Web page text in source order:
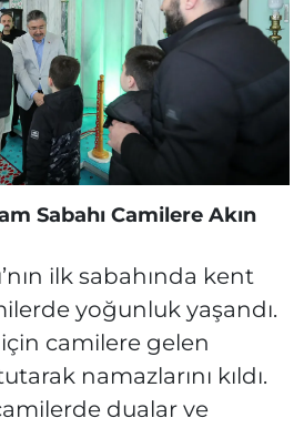
Sabahı Camilere Akın
ilk sabahında kent
yoğunluk yaşandı.
camilere gelen
namazlarını kıldı.
dualar ve